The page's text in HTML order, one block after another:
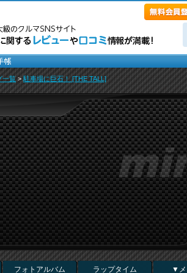
一覧 >駐車場に巨石！ [THE TALL]
フォトアルバム ラップタイム ▼メ